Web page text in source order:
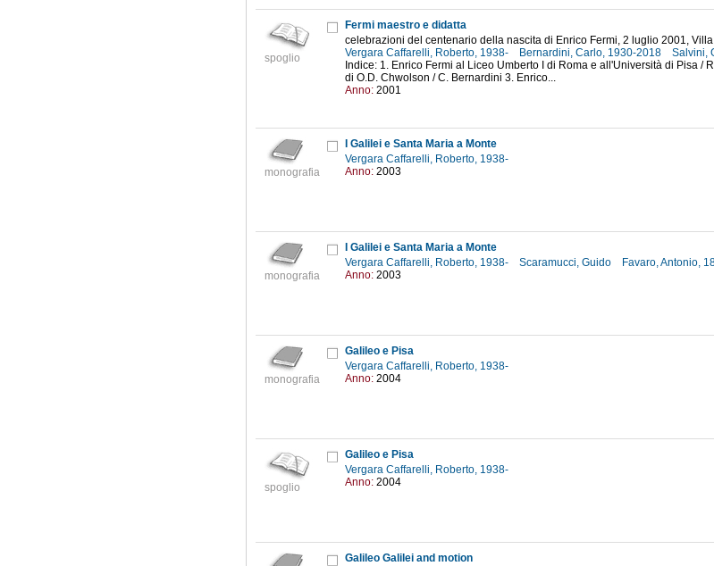
spoglio
Fermi maestro e didatta
celebrazioni del centenario della nascita di Enrico Fermi, 2 luglio 2001,
Vergara Caffarelli, Roberto, 1938-
Bernardini, Carlo, 1930-2018 Salvini,
Indice: 1. Enrico Fermi al Liceo Umberto I di Roma e all'Università di Pisa /
di O.D. Chwolson / C. Bernardini 3. Enrico...
Anno: 2001
monografia
I Galilei e Santa Maria a Monte
Vergara Caffarelli, Roberto, 1938-
Anno: 2003
monografia
I Galilei e Santa Maria a Monte
Vergara Caffarelli, Roberto, 1938-
Scaramucci, Guido
Favaro, Antonio,
Anno: 2003
monografia
Galileo e Pisa
Vergara Caffarelli, Roberto, 1938-
Anno: 2004
spoglio
Galileo e Pisa
Vergara Caffarelli, Roberto, 1938-
Anno: 2004
Galileo Galilei and motion